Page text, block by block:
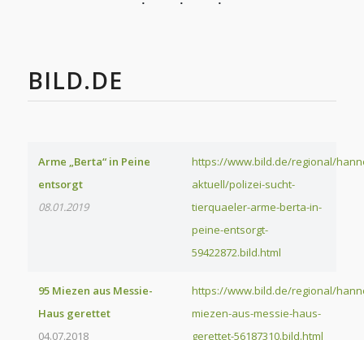
BILD.DE
Arme „Berta“ in Peine
entsorgt
08.01.2019
https://www.bild.de/regional/
aktuell/polizei-sucht-
tierquaeler-arme-berta-in-
peine-entsorgt-
59422872.bild.html
95 Miezen aus Messie-
Haus gerettet
04.07.2018
https://www.bild.de/regional/
miezen-aus-messie-haus-
gerettet-56187310.bild.html